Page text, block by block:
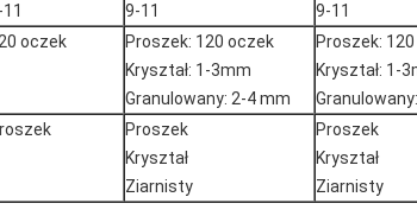
9-11
9-11
oczek
Proszek: 120 oczek
Kryształ: 1-3mm
Granulowany: 2-4 mm
Proszek:
Kryształ: 1-
Proszek
Kryształ
Ziarnisty
Proszek
Kryształ
Ziarnisty